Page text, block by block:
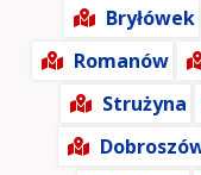
Bryłówek
Romanów
Strużyna